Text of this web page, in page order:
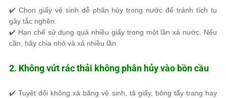
✔️ Chọn giấy vệ sinh dễ phân hủy trong nước để tránh tích tụ
gây tắc nghẽn.
✔️ Hạn chế sử dụng quá nhiều giấytrong một lần xả nước. Nếu
cần, hãy chia nhỏ và xả nhiều lần.
2. Không vứt rác thải không phân hủy vào bồn cầu
✔️ Tuyệt đối không xả băng vệ sinh, tã giấy, bông tẩy trang hay